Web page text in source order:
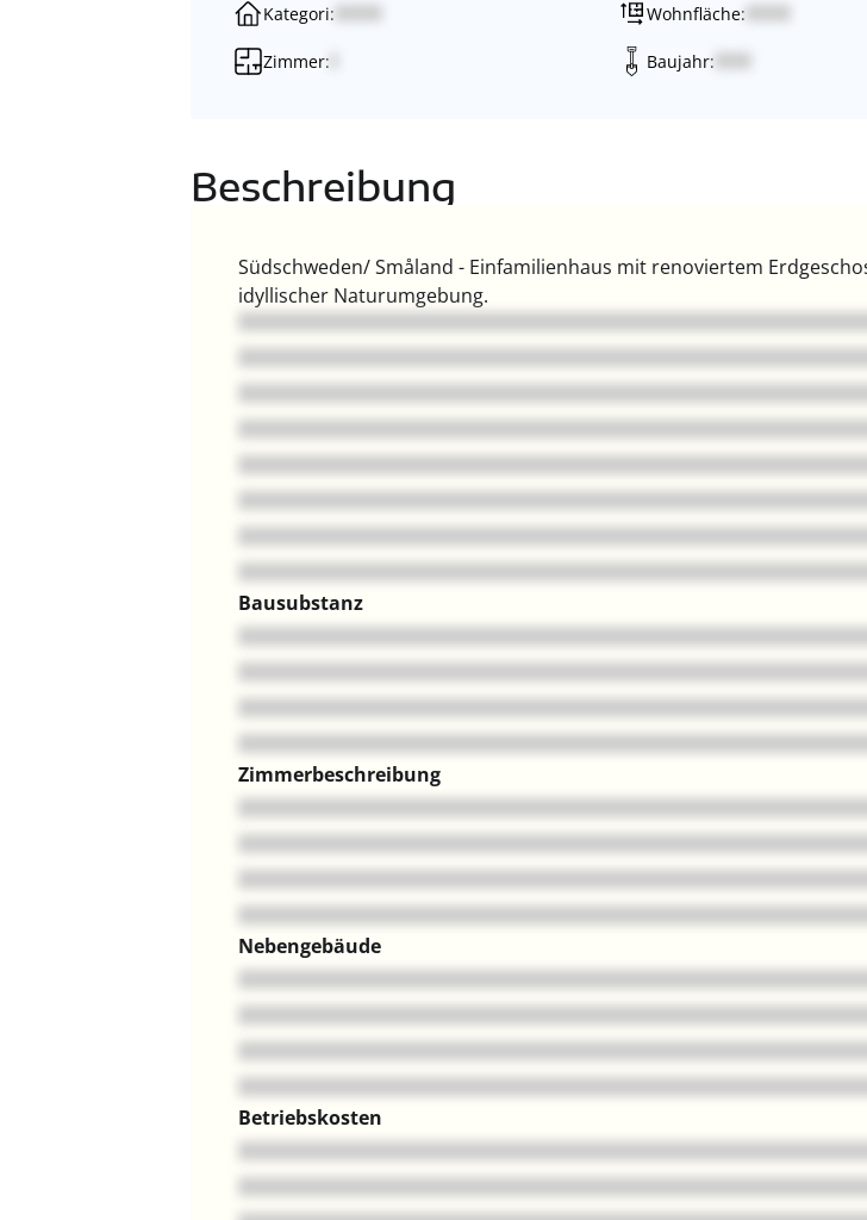
Kategori: Wohnfläche:
Zimmer: Baujahr:
Beschreibung
Südschweden/ Småland - Einfamilienhaus mit renoviertem
idyllischer Naturumgebung.
Bausubstanz
Zimmerbeschreibung
Nebengebäude
Betriebskosten